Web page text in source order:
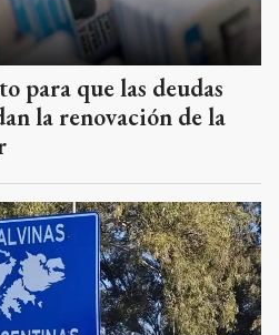
para que las deudas
la renovación de la